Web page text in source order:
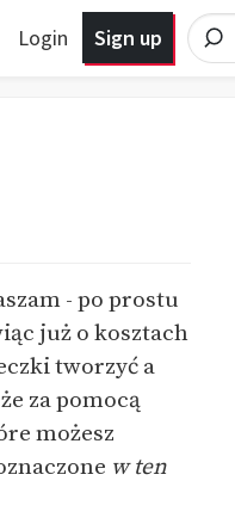
Login Sign up
- po prostu
już o kosztach
tworzyć a
za pomocą
możesz
w ten